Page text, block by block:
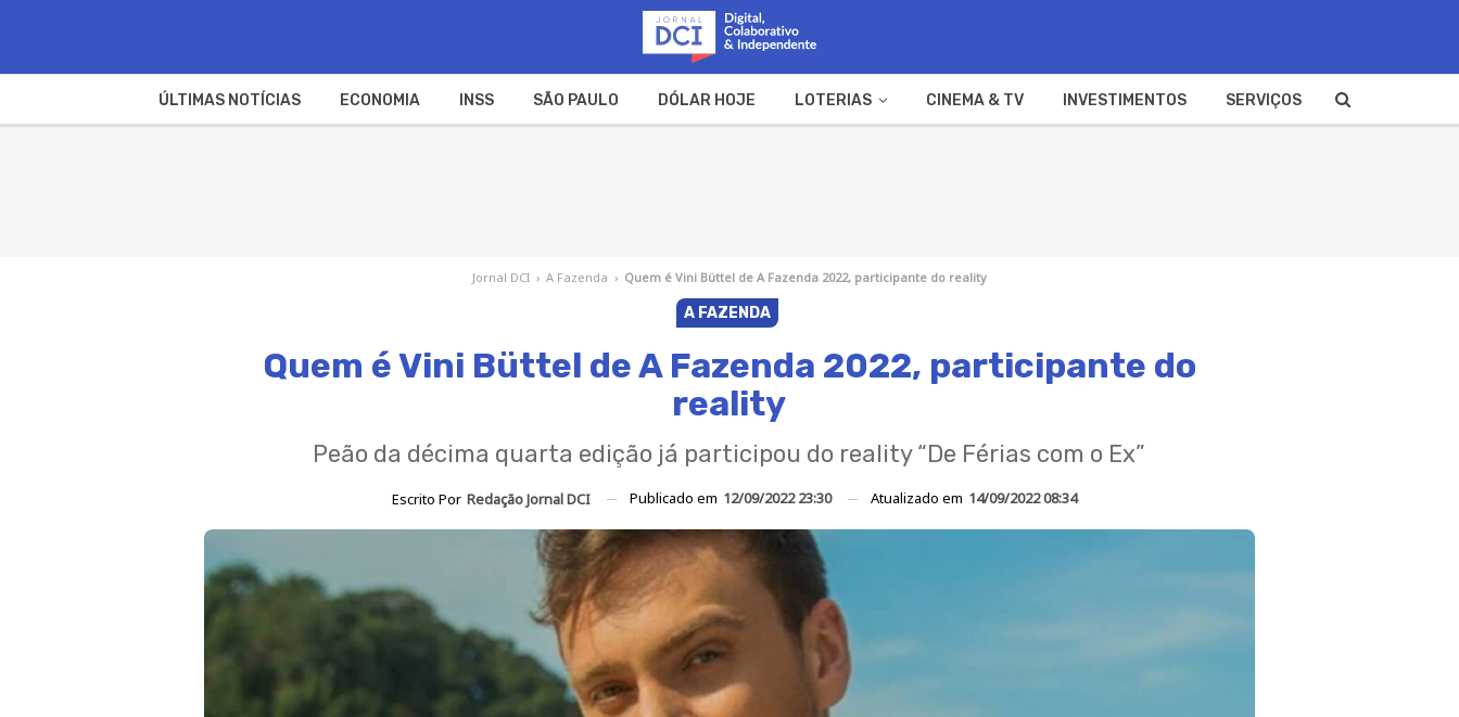
ÚLTIMAS NOTÍCIAS ECONOMIA INSS SÃO PAULO DÓLAR HOJE LOTERIAS CINEMA & TV INVESTIMENTOS SERVIÇOS
Jornal DCI › A Fazenda › Quem é Vini Büttel de A Fazenda 2022, participante do reality
A FAZENDA
Quem é Vini Büttel de A Fazenda 2022, participante do
reality
Peão da décima quarta edição já participou do reality “De Férias com o Ex”
Escrito Por Redação Jornal DCI Publicado em 12/09/2022 23:30 Atualizado em 14/09/2022 08:34